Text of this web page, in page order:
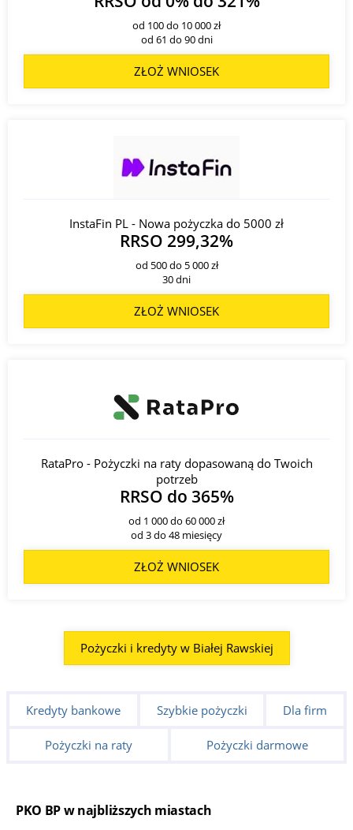
od 100 do 10 000 zł
od 61 do 90 dni
ZŁOŻ WNIOSEK
InstaFin PL - Nowa pożyczka do 5000 zł
RRSO 299,32%
od 500 do 5 000 zł
30 dni
ZŁOŻ WNIOSEK
RataPro - Pożyczki na raty dopasowaną do Twoich
potrzeb
RRSO do 365%
od 1 000 do 60 000 zł
od 3 do 48 miesięcy
ZŁOŻ WNIOSEK
Pożyczki i kredyty w Białej Rawskiej
Kredyty bankowe Szybkie pożyczki Dla firm
Pożyczki na raty Pożyczki darmowe
PKO BP w najbliższych miastach